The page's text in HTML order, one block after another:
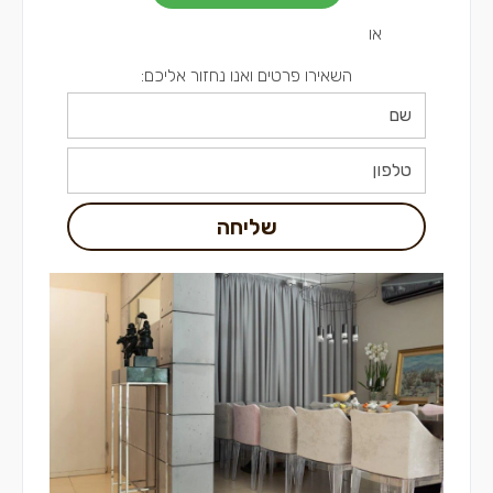
או
השאירו פרטים ואנו נחזור אליכם:
שליחה